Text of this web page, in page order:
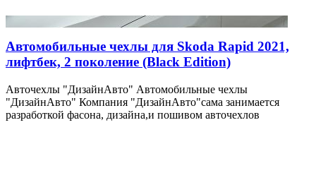
Автомобильные чехлы для Skoda Rapid 2021,
лифтбек, 2 поколение (Black Edition)
Авточехлы "ДизайнАвто" Автомобильные чехлы
"ДизайнАвто" Компания "ДизайнАвто"сама занимается
разработкой фасона, дизайна,и пошивом авточехлов